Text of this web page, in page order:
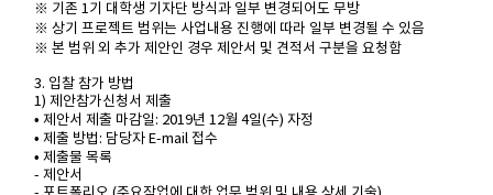
※ 기존 1기 대학생 기자단 방식과 일부 변경되어도 무방
※ 상기 프로젝트 범위는 사업내용 진행에 따라 일부 변경될 수 있음
※ 본 범위 외 추가 제안인 경우 제안서 및 견적서 구분을 요청함
3. 입찰 참가 방법
1) 제안참가신청서 제출
• 제안서 제출 마감일: 2019년 12월 4일(수) 자정
• 제출 방법: 담당자 E-mail 접수
• 제출물 목록
- 제안서